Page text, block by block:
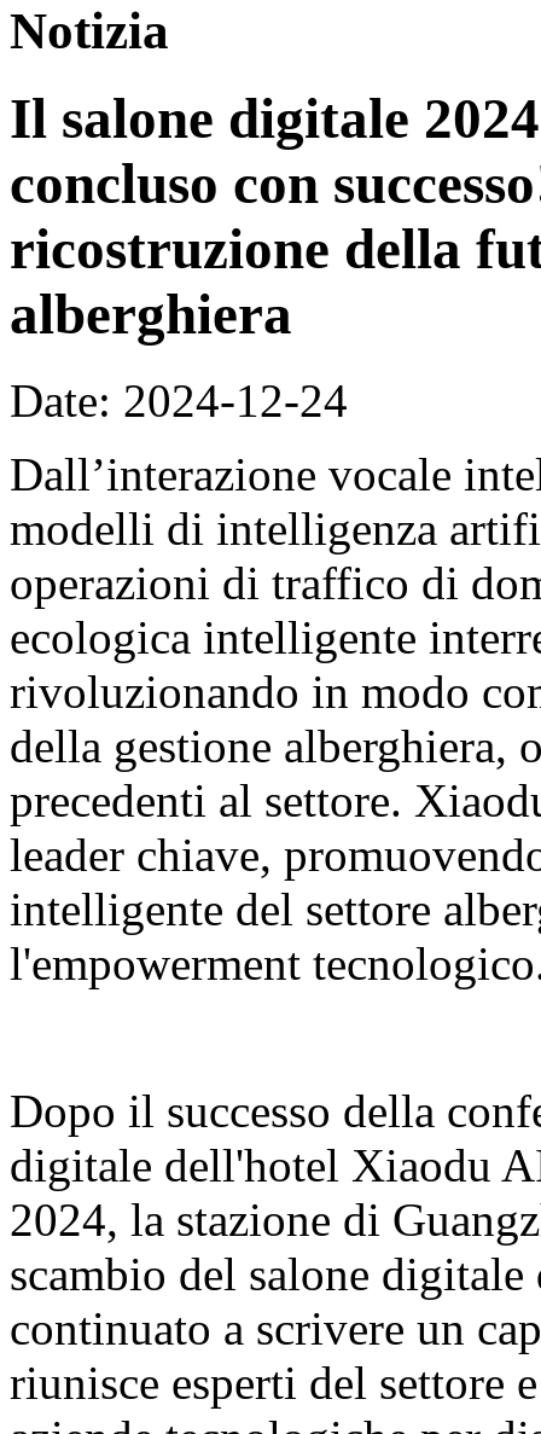
Notizia
Il salone digitale
concluso con
ricostruzione della
alberghiera
Date: 2024-12-24
Dall’interazione vocale
modelli di intelligenza
operazioni di traffico di
ecologica intelligente
rivoluzionando in modo
della gestione alberghiera,
precedenti al settore.
leader chiave,
intelligente del settore
l'empowerment
Dopo il successo della
digitale dell'hotel Xiaodu
2024, la stazione di
scambio del salone
continuato a scrivere un
riunisce esperti del settore